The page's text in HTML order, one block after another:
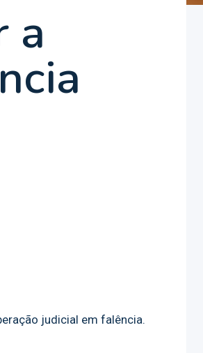
a
judicial em falência.